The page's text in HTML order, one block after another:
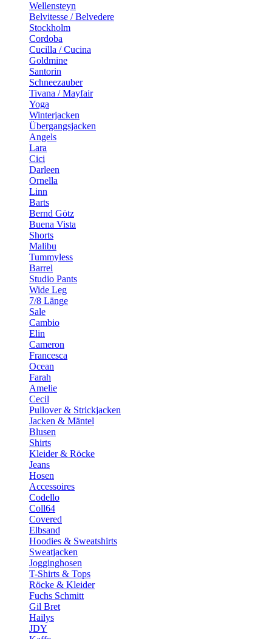
Wellensteyn
Belvitesse / Belvedere
Stockholm
Cordoba
Cucilla / Cucina
Goldmine
Santorin
Schneezauber
Tivana / Mayfair
Yoga
Winterjacken
Übergangsjacken
Angels
Lara
Cici
Darleen
Ornella
Linn
Barts
Bernd Götz
Buena Vista
Shorts
Malibu
Tummyless
Barrel
Studio Pants
Wide Leg
7/8 Länge
Sale
Cambio
Elin
Cameron
Francesca
Ocean
Farah
Amelie
Cecil
Pullover & Strickjacken
Jacken & Mäntel
Blusen
Shirts
Kleider & Röcke
Jeans
Hosen
Accessoires
Codello
Coll64
Covered
Elbsand
Hoodies & Sweatshirts
Sweatjacken
Jogginghosen
T-Shirts & Tops
Röcke & Kleider
Fuchs Schmitt
Gil Bret
Hailys
JDY